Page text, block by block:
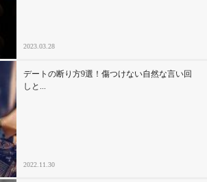
2023.03.28
デートの断り方9選！傷つけない自然な言い回
しと...
2022.11.30